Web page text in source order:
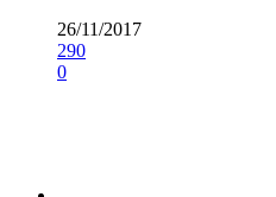
26/11/2017
290
0